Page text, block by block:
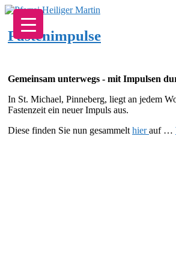
Zum
Inhalt
springen
Fastenimpulse
Gemeinsam unterwegs - mit Impulsen
In St. Michael, Pinneberg, liegt an jedem
Fastenzeit ein neuer Impuls aus.
Diese finden Sie nun gesammelt hierauf …